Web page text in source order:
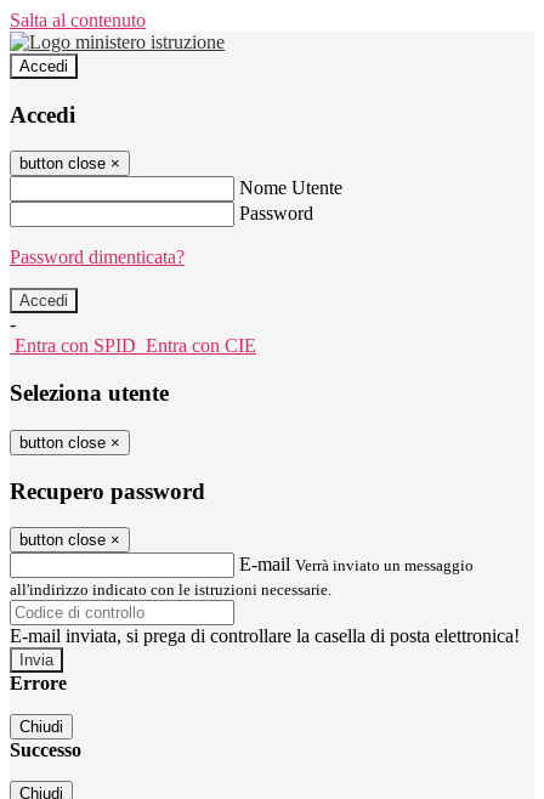
Salta al contenuto
Accedi
Accedi
button close ×
Nome Utente
Password
Password dimenticata?
-
Entra con SPID Entra con CIE
Seleziona utente
button close ×
Recupero password
button close ×
E-mail Verrà inviato un messaggio
all'indirizzo indicato con le istruzioni necessarie.
E-mail inviata, si prega di controllare la casella di posta elettronica!
Errore
Chiudi
Successo
Chiudi